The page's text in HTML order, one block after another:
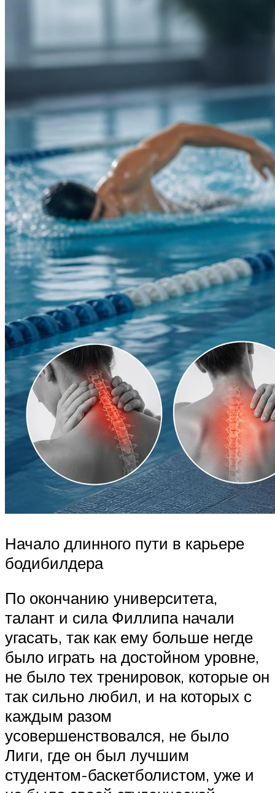
Начало длинного пути в карьере
бодибилдера
По окончанию университета,
талант и сила Филлипа начали
угасать, так как ему больше негде
было играть на достойном уровне,
не было тех тренировок, которые он
так сильно любил, и на которых с
каждым разом
усовершенствовался, не было
Лиги, где он был лучшим
студентом-баскетболистом, уже и